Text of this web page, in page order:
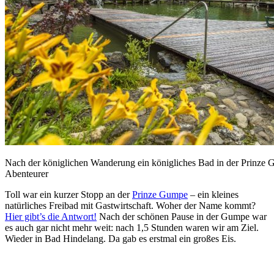
Nach der königlichen Wanderung ein königliches Bad in der Prinze
Abenteurer
Toll war ein kurzer Stopp an derPrinze Gumpe – ein kleines
natürliches Freibad mit Gastwirtschaft. Woher der Name kommt?
Hier gibt’s die Antwort! Nach der schönen Pause in der Gumpe war
es auch gar nicht mehr weit: nach 1,5 Stunden waren wir am Ziel.
Wieder in Bad Hindelang. Da gab es erstmal ein großes Eis.